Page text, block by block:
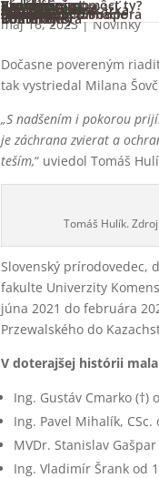
Projekty v zoo
Výskum
Kampane
Ako môžeš pomôcť ty?
Vzdelávanie
Pre školy
Pre tábory
Pre verejnosť
Zoo online
Súťaže
Zoo mimo areál
Podporte nás
Darčeková poukážka
Adopcia zvierat
Permanentka
Partneri
Dobrovoľníctvo
Sponzoring & Podpora
Zvieratá
O nás
Náš príbeh
Základné informácie
Členstvá
Press zóna
Dokumenty
Voľné miesta
Informácie
Kontakty
máj 16, 2023|Novinky
Dočasne povereným
tak vystriedal Milana
„S nadšením i pokorou
je záchrana zvierat a
teším,“ uviedol Tomáš
Tomáš Hulík.
Slovenský prírodovedec,
fakulte Univerzity
júna 2021 do februára
Przewalského do
V doterajšej histórii
Ing. Gustáv Cmarko (†)
Ing. Pavel Mihalík, CSc.
MVDr. Stanislav
Ing. Vladimír Šrank od